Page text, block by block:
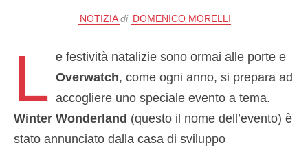
NOTIZIA di DOMENICO MORELLI
L e festività natalizie sono ormai alle porte e
Overwatch, come ogni anno, si prepara ad
accogliere uno speciale evento a tema.
Winter Wonderland (questo il nome dell’evento) è
stato annunciato dalla casa di sviluppo